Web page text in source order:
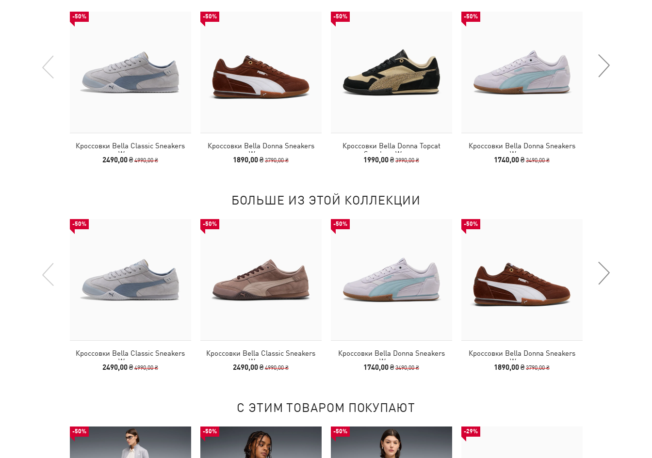
-50%
Кроссовки Bella Classic Sneakers
Women
2490,00 ₴4990,00 ₴
-50%
Кроссовки Bella Donna Sneakers
Women
1890,00 ₴3790,00 ₴
-50%
Кроссовки Bella Donna Topcat
Sneakers Women
1990,00 ₴3990,00 ₴
-50%
Кроссовки Bella Donna Sneakers
Women
1740,00 ₴3490,00 ₴
БОЛЬШЕ ИЗ ЭТОЙ КОЛЛЕКЦИИ
-50%
Кроссовки Bella Classic Sneakers
Women
2490,00 ₴4990,00 ₴
-50%
Кроссовки Bella Classic Sneakers
Women
2490,00 ₴4990,00 ₴
-50%
Кроссовки Bella Donna Sneakers
Women
1740,00 ₴3490,00 ₴
-50%
Кроссовки Bella Donna Sneakers
Women
1890,00 ₴3790,00 ₴
С ЭТИМ ТОВАРОМ ПОКУПАЮТ
-50% -50% -50% -29%